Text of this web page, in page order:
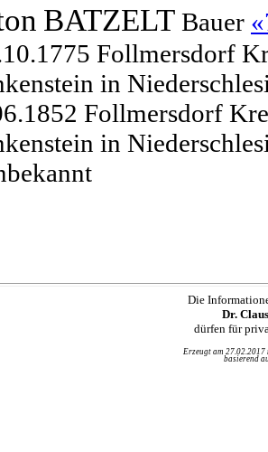
BATZELT Bauer
Follmersdorf
in
Follmersdorf
in
Die
Dr.
dürfen für
Erzeugt am
basierend